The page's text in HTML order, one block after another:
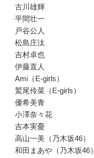
古川雄輝
平間壮一
戸谷公人
松島庄汰
吉村卓也
伊藤直人
Ami（E-girls）
鷲尾伶菜（E-girls）
優希美青
小澤奈々花
吉本実憂
高山一美（乃木坂46）
和田まあや（乃木坂46）